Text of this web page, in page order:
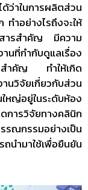
าในการผลิตส่วน
ำอย่างไรถึงจะให้
ารสำคัญ มีความ
ที่กำกับดูแลเรื่อง
รสำคัญ ทำให้เกิด
นวิจัยเกี่ยวกับส่วน
ญ่อยู่ในระดับห้อง
ารวิจัยทางคลินิก
รณกรรมอย่างเป็น
มาใช้เพื่อยืนยัน